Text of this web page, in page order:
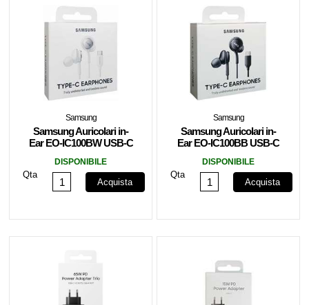
Samsung
Samsung Auricolari in-
Ear EO-IC100BW USB-C
DISPONIBILE
Qta
Acquista
Samsung
Samsung Auricolari in-
Ear EO-IC100BB USB-C
DISPONIBILE
Qta
Acquista